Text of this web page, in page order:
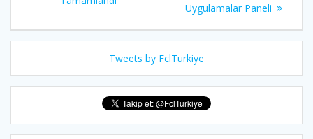
Uygulamalar Paneli
Tweets by FclTurkiye